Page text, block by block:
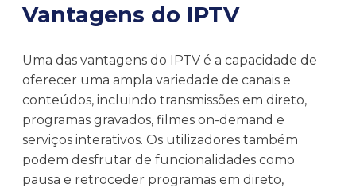
Vantagens do IPTV
Uma das vantagens do IPTV é a capacidade de
oferecer uma ampla variedade de canais e
conteúdos, incluindo transmissões em direto,
programas gravados, filmes on-demand e
serviços interativos. Os utilizadores também
podem desfrutar de funcionalidades como
pausa e retroceder programas em direto,